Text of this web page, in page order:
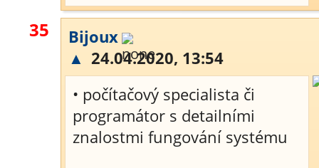
35
Bijoux
▲ 24.04.2020, 13:54
• počítačový specialista či
programátor s detailními
znalostmi fungování systému